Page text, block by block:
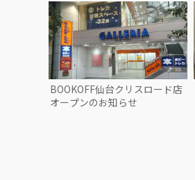
BOOKOFF仙台クリスロード店
オープンのお知らせ